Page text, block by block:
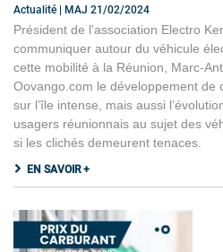
Actualité | MAJ 21/02/2024
Président de l’association Electro
communiquer autour du véhicule
cette mobilité à la Réunion, Marc-
Oovango.com le développement de
sur l’île intense, mais aussi
usagers réunionnais au sujet des
si les clichés demeurent tenaces.
EN SAVOIR +